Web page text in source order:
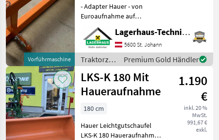
Vorführmaschine
- Adapter Hauer - von
Euroaufnahme auf
Dreipunkt (Schenkelmaß
86cm) - 1x Verwendet -
keine Gebrauchsspuren
Kaufpreis inkl. 13% Mwst.
Wir bitten telefonisch ode
Lagerhaus-Technik St. Johann
5600 St. Johann
Traktorzubehör
/ Hauer
Premium Gold Händler
LKS-K 180 Mit
Haueraufnahme
1.190
€
inkl. 20 %
MwSt.
991,67 €
exkl.
180 cm
Hauer Leichtgutschaufel
LKS-K 180 Haueraufnahme -